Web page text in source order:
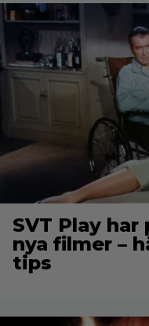
SVT Play
nya filmer –
tips